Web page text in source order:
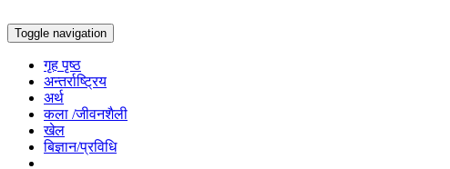
Toggle navigation
गृह पृष्ठ
अन्तर्राष्ट्रिय
अर्थ
कला /जीवनशैली
खेल
बिज्ञान/प्रविधि